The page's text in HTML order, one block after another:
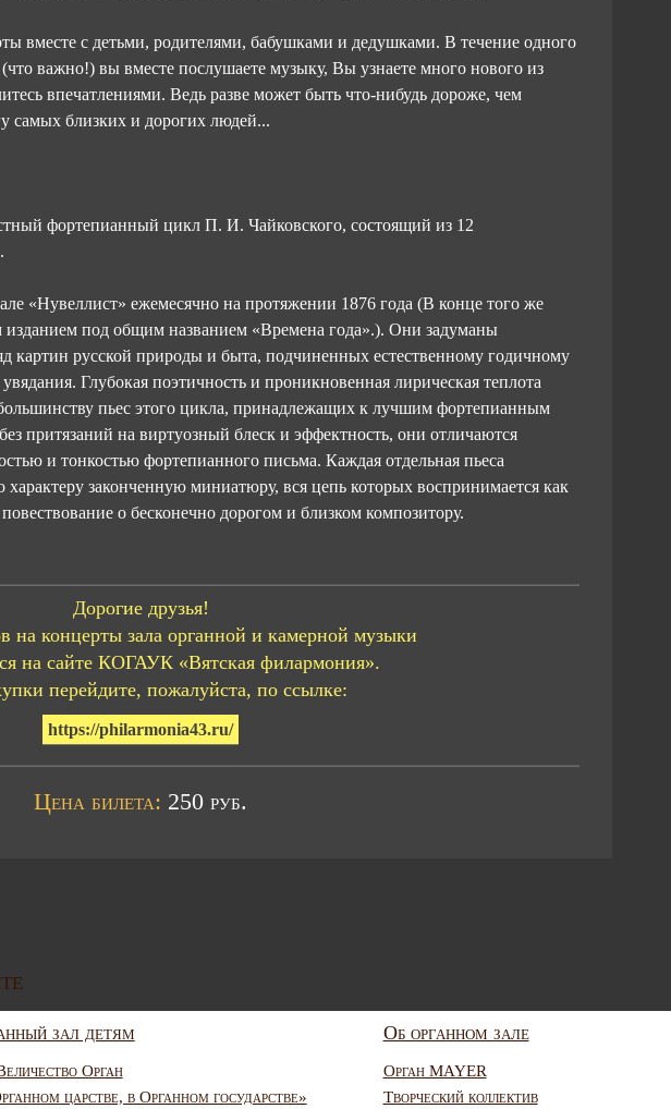
вместе с детьми, родителями, бабушками и дедушками. В течение одного
(что важно!) вы вместе послушаете музыку, Вы узнаете много нового из
впечатлениями. Ведь разве может быть что-нибудь дороже, чем
самых близких и дорогих людей...
фортепианный цикл П. И. Чайковского, состоящий из 12
«Нувеллист» ежемесячно на протяжении 1876 года (В конце того же
изданием под общим названием «Времена года».). Они задуманы
картин русской природы и быта, подчиненных естественному годичному
Глубокая поэтичность и проникновенная лирическая теплота
пьес этого цикла, принадлежащих к лучшим фортепианным
притязаний на виртуозный блеск и эффектность, они отличаются
и тонкостью фортепианного письма. Каждая отдельная пьеса
характеру законченную миниатюру, вся цепь которых воспринимается как
о бесконечно дорогом и близком композитору.
Дорогие друзья!
на концерты зала органной и камерной музыки
на сайте КОГАУК «Вятская филармония».
перейдите, пожалуйста, по ссылке:
https://philarmonia43.ru/
Цена билета: 250 руб.
зал детям
Орган
царстве, в Органном государстве»
Об органном зале
Орган MAYER
Творческий коллектив